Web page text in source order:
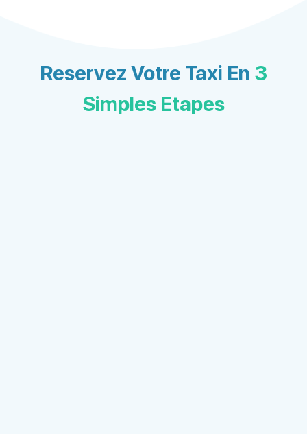
Reservez Votre Taxi En 3
Simples Etapes